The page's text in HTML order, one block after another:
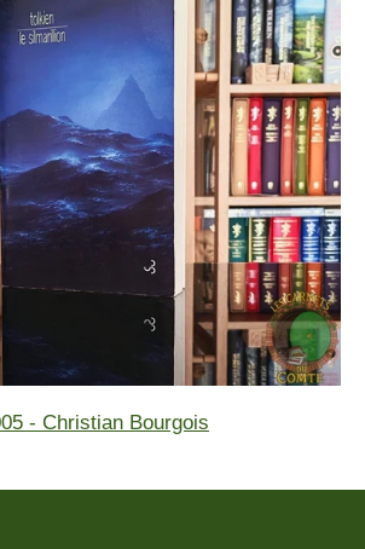
- Christian Bourgois